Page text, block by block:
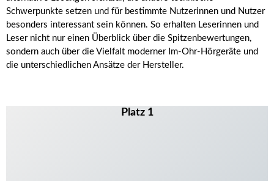
Schwerpunkte setzen und für bestimmte Nutzerinnen und Nutzer
besonders interessant sein können. So erhalten Leserinnen und
Leser nicht nur einen Überblick über die Spitzenbewertungen,
sondern auch über die Vielfalt moderner Im-Ohr-Hörgeräte und
die unterschiedlichen Ansätze der Hersteller.
Platz 1